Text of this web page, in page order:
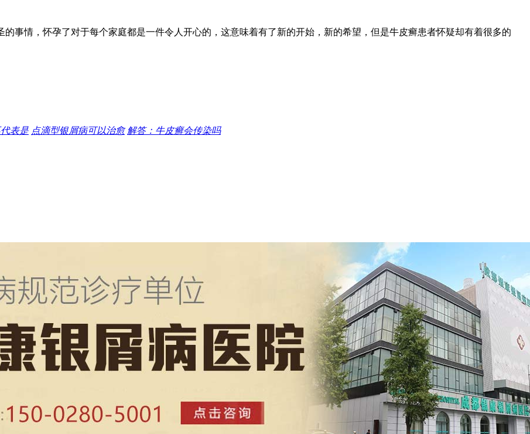
事情，怀孕了对于每个家庭都是一件令人开心的，这意味着有了新的开始，新的希望，但是牛皮癣患者怀疑却有着很多的
表是 点滴型银屑病可以治愈 解答：牛皮癣会传染吗